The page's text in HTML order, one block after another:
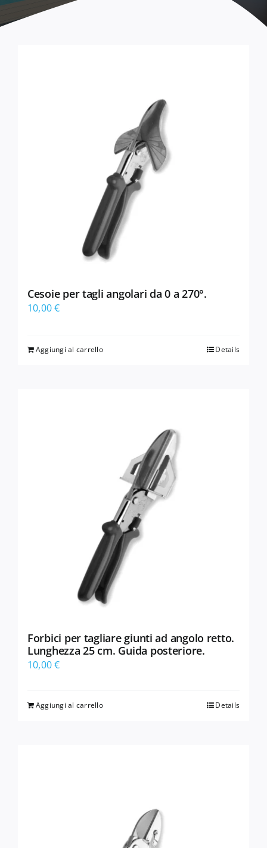
Cesoie per tagli angolari da 0 a 270°.
10,00€
Aggiungi al carrello Details
Forbici per tagliare giunti ad angolo retto.
Lunghezza 25 cm. Guida posteriore.
10,00€
Aggiungi al carrello Details